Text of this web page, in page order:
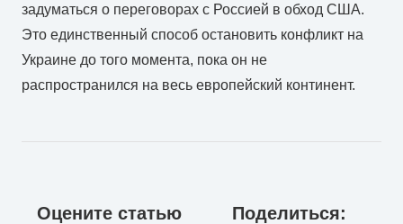
задуматься о переговорах с Россией в обход США.
Это единственный способ остановить конфликт на
Украине до того момента, пока он не
распространился на весь европейский континент.
Оцените статью Поделиться: